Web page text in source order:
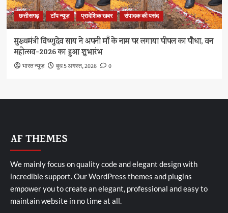
छत्तीसगढ़ टॉप न्यूज़ प्रादेशिक खबर संपादक की पसंद
मुख्यमंत्री विष्णुदेव साय ने अपनी माँ के नाम पर लगाया पीपल का पौधा, वन
महोत्सव-2026 का हुआ शुभारंभ
भारत न्यूज़ बुध 5 अगस्त, 2026 0
AF THEMES
We mainly focus on quality code and elegant design with
incredible support. OurWordPress themes and plugins
empower you to create an elegant, professional and easy to
maintain website in no time at all.